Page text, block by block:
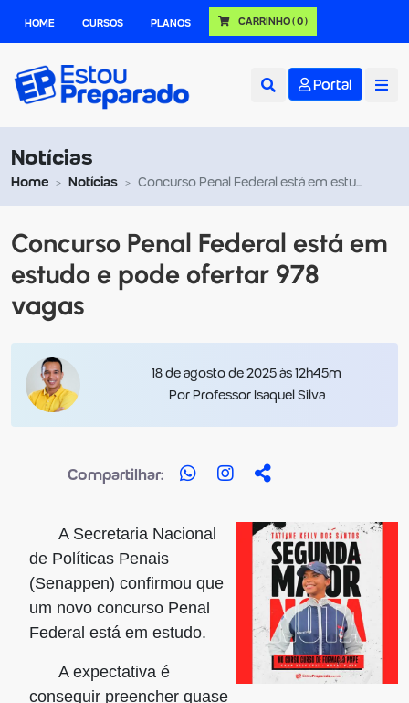
HOME CURSOS PLANOS CARRINHO( 0 )
Portal
Notícias
Home Notícias Concurso Penal Federal está em estudo e pode ofertar 978 vagas
Concurso Penal Federal está em
estudo e pode ofertar 978
vagas
18 de agosto de 2025 às 12h45m
Por Professor Isaquel Silva
Compartilhar:
A Secretaria Nacional
de Políticas Penais
(Senappen) confirmou que
um novo concurso Penal
Federal está em estudo.
A expectativa é
conseguir preencher quase